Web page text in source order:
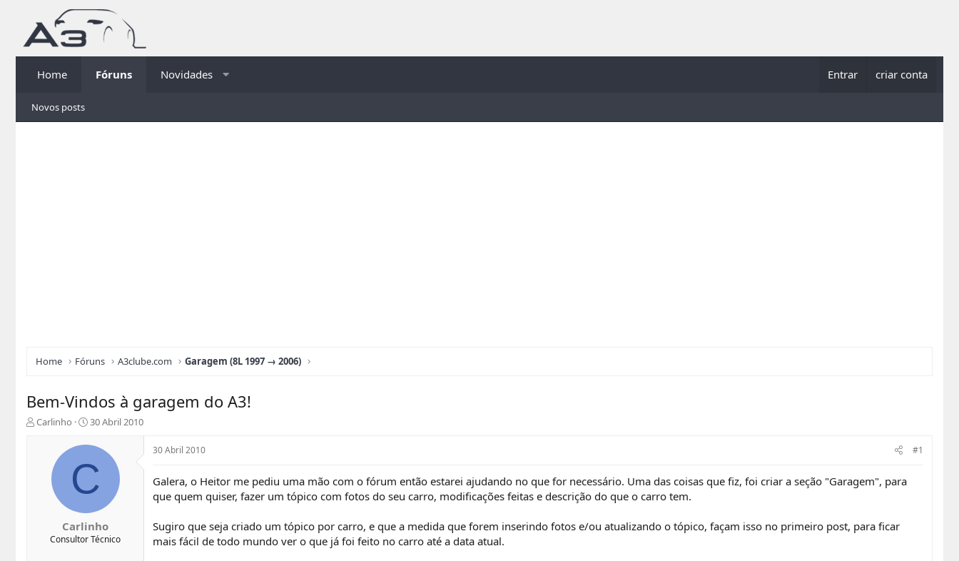
Home Fóruns Novidades Entrar criar conta
Novos posts
Home Fóruns A3clube.com Garagem (8L 1997 → 2006)
Bem-Vindos à garagem do A3!
ICarlinho
D
t
d
e
n
í
c
30 Abril 2010
C
Carlinho
Consultor Técnico
30 Abril 2010 #1
Galera, o Heitor me pediu uma mão com o fórum então estarei ajudando no que for necessário. Uma das coisas que fiz, foi criar a seção "Garagem", para
que quem quiser, fazer um tópico com fotos do seu carro, modificações feitas e descrição do que o carro tem.
Sugiro que seja criado um tópico por carro, e que a medida que forem inserindo fotos e/ou atualizando o tópico, façam isso no primeiro post, para ficar
mais fácil de todo mundo ver o que já foi feito no carro até a data atual.